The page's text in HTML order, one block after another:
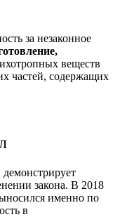
за незаконное
веществ
частей, содержащих
закона. В 2018
именно по
в